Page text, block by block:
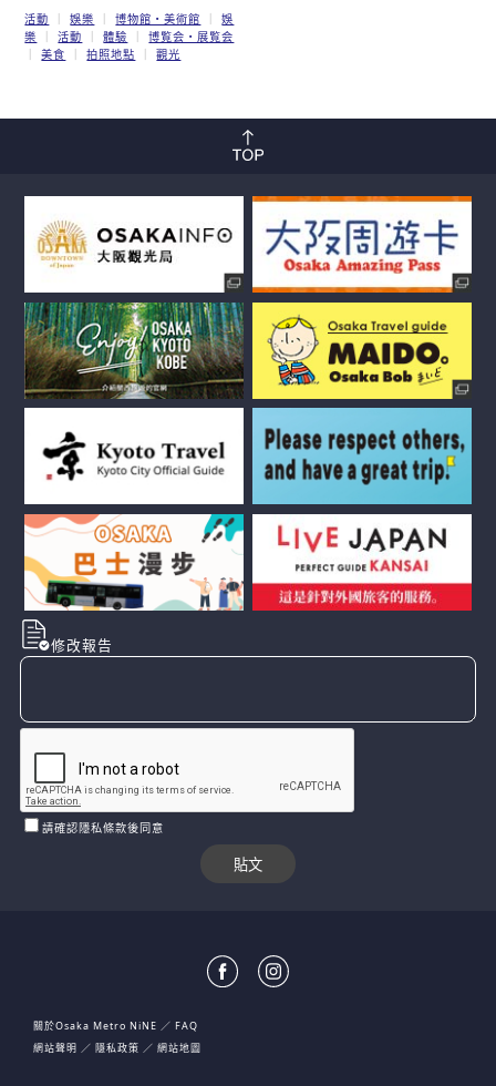
活動 娛樂 博物館・美術館
娛
樂
活動 體驗
博覧会・展覧会
美食
拍照地點 觀光
修改報告
請確認隱私條款後同意
關於Osaka Metro NiNE
FAQ
網站聲明
隱私政策 網站地圖